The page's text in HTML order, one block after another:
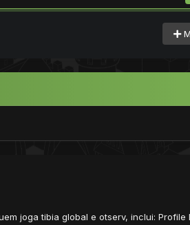
joga tibia global e otserv, inclui: Profile